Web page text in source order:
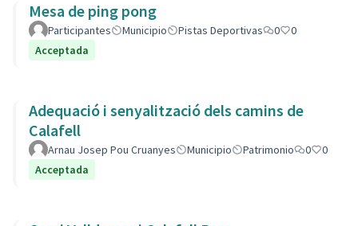
Mesa de ping pong
Participantes Municipio Pistas Deportivas 0
0
Acceptada
Adequació i senyalització dels camins de
Calafell
Arnau Josep Pou Cruanyes Municipio Patrimonio 0
0
Acceptada